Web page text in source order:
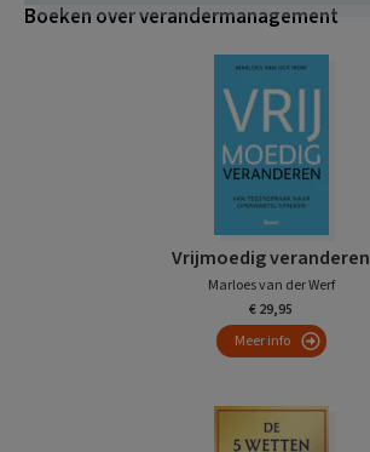
Boeken over verandermanagement
Vrijmoedig veranderen
Marloes van der Werf
€ 29,95
Meer info